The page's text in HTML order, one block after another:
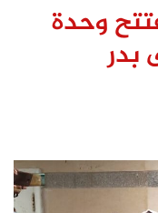
وحدة
بدر